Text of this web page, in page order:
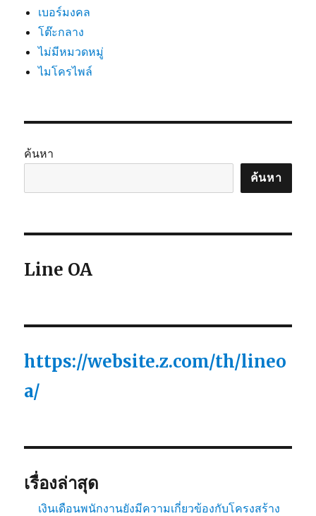
เบอร์มงคล
โต๊ะกลาง
ไม่มีหมวดหมู่
ไมโครไพล์
ค้นหา
ค้นหา
Line OA
https://website.z.com/th/lineo
a/
เรื่องล่าสุด
เงินเดือนพนักงานยังมีความเกี่ยวข้องกับโครงสร้าง